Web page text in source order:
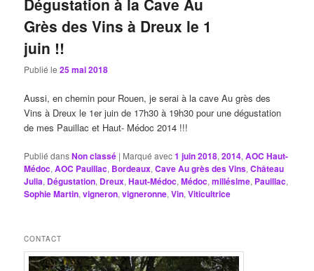
Grès des Vins à Dreux le 1
juin !!
Publié le25 mai 2018
Aussi, en chemin pour Rouen, je serai à la cave Au grès des
Vins à Dreux le 1er juin de 17h30 à 19h30 pour une dégustation
de mes Pauillac et Haut- Médoc 2014 !!!
Publié dansNon classé | Marqué avec1 juin 2018,2014,AOC Haut-
Médoc,AOC Pauillac, Bordeaux,Cave Au grès des Vins,Château
Julia, Dégustation, Dreux,Haut-Médoc,Médoc,millésime, Pauillac,
Sophie Martin,vigneron,vigneronne,Vin,Viticultrice
CONTACT